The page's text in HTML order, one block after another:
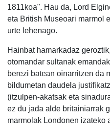
1811koa". Hau da, Lord
eta British Museoari marmol
urte lehenago.
Hainbat hamarkadaz
otomandar sultanak
berezi batean oinarritzen da
bildumetan daudela
(itzulpen-akatsak eta
ez du jada alde britainiarrak
marmolak Londonen izateko